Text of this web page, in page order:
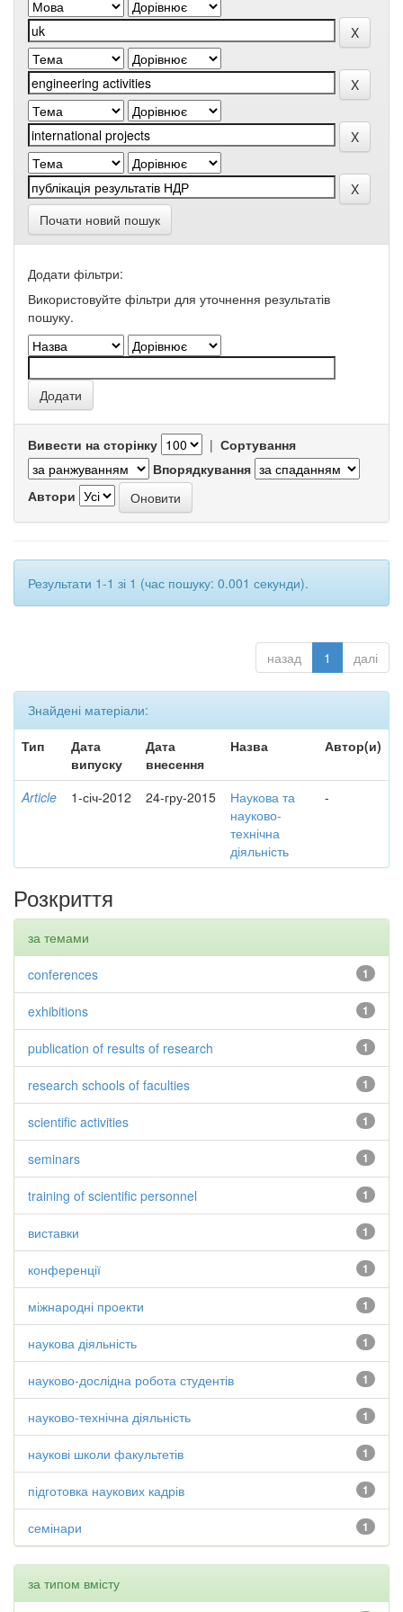
Почати новий пошук
Додати фільтри:
Використовуйте фільтри для уточнення результатів
пошуку.
Вивести на сторінку | Сортування
Впорядкування
Автори
Результати 1-1 зі 1 (час пошуку: 0.001 секунди).
назад 1 далі
Знайдені матеріали:
Тип
Дата
випуску
Дата
внесення
Назва Автор(и)
Article 1-січ-2012 24-гру-2015
Наукова та
науково-
технічна
діяльність
-
Розкриття
за темами
1
conferences
1
exhibitions
1
publication of results of research
1
research schools of faculties
1
scientific activities
1
seminars
1
training of scientific personnel
1
виставки
1
конференції
1
міжнародні проекти
1
наукова діяльність
1
науково-дослідна робота студентів
1
науково-технічна діяльність
1
наукові школи факультетів
1
підготовка наукових кадрів
1
семінари
за типом вмісту